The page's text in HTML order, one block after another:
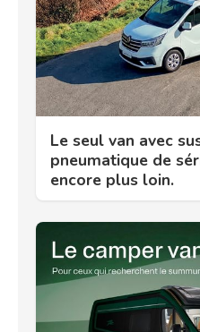
Le seul van avec
pneumatique de
encore plus loin.